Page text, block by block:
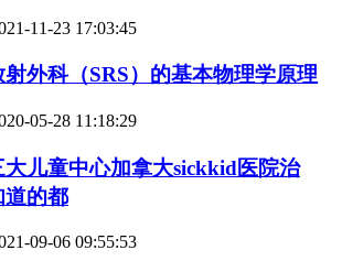
11-23 17:03:45
外科（SRS）的基本物理学原理
05-28 11:18:29
儿童中心加拿大sickkid医院治
道的都
09-06 09:55:53